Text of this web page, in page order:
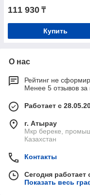
111 930 ₸
Купить
О нас
Рейтинг не
Менее 5 отзывов за
Работает с
г. Атырау
Мкр береке,
Казахстан
Контакты
Сегодня работает
Показать весь